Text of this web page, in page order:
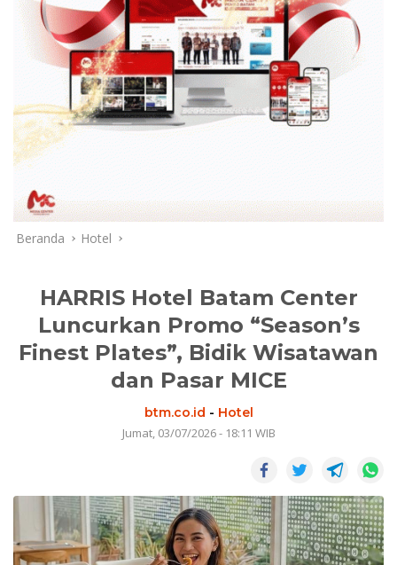
Beranda Hotel
HARRIS Hotel Batam Center
Luncurkan Promo “Season’s
Finest Plates”, Bidik Wisatawan
dan Pasar MICE
btm.co.id - Hotel
Jumat, 03/07/2026 - 18:11 WIB